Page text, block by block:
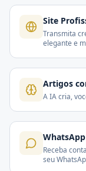
Site
Transmita
elegante e
Artigos
A IA cria,
Receba
seu